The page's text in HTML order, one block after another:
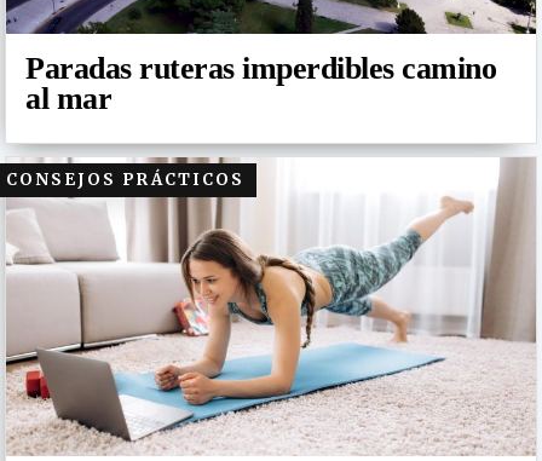
Paradas ruteras imperdibles camino
al mar
CONSEJOS PRÁCTICOS